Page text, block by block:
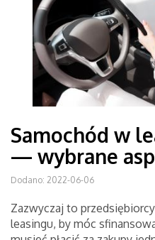
Samochód w
— wybrane
Dodano: 2022-06-06
Zazwyczaj to
leasingu, by móc